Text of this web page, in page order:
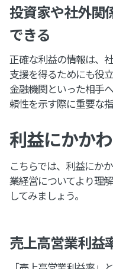
投資家や社外関
できる
正確な利益の情報は、
支援を得るためにも役
金融機関といった相手
頼性を示す際に重要な指
利益にかか
こちらでは、利益にか
業経営についてより理
してみましょう。
売上高営業利益